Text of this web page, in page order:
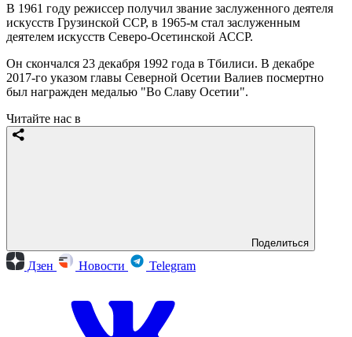
В 1961 году режиссер получил звание заслуженного деятеля
искусств Грузинской ССР, в 1965-м стал заслуженным
деятелем искусств Северо-Осетинской АССР.
Он скончался 23 декабря 1992 года в Тбилиси. В декабре
2017-го указом главы Северной Осетии Валиев посмертно
был награжден медалью "Во Славу Осетии".
Читайте нас в
Поделиться
Дзен Новости Telegram